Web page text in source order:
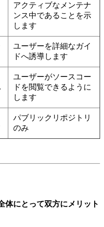
アクティブなメンテナ
ンス中であることを示
します
ユーザーを詳細なガイ
ドへ誘導します
ユーザーがソースコー
ドを閲覧できるように
します
パブリックリポジトリ
のみ
体にとって双方にメリット